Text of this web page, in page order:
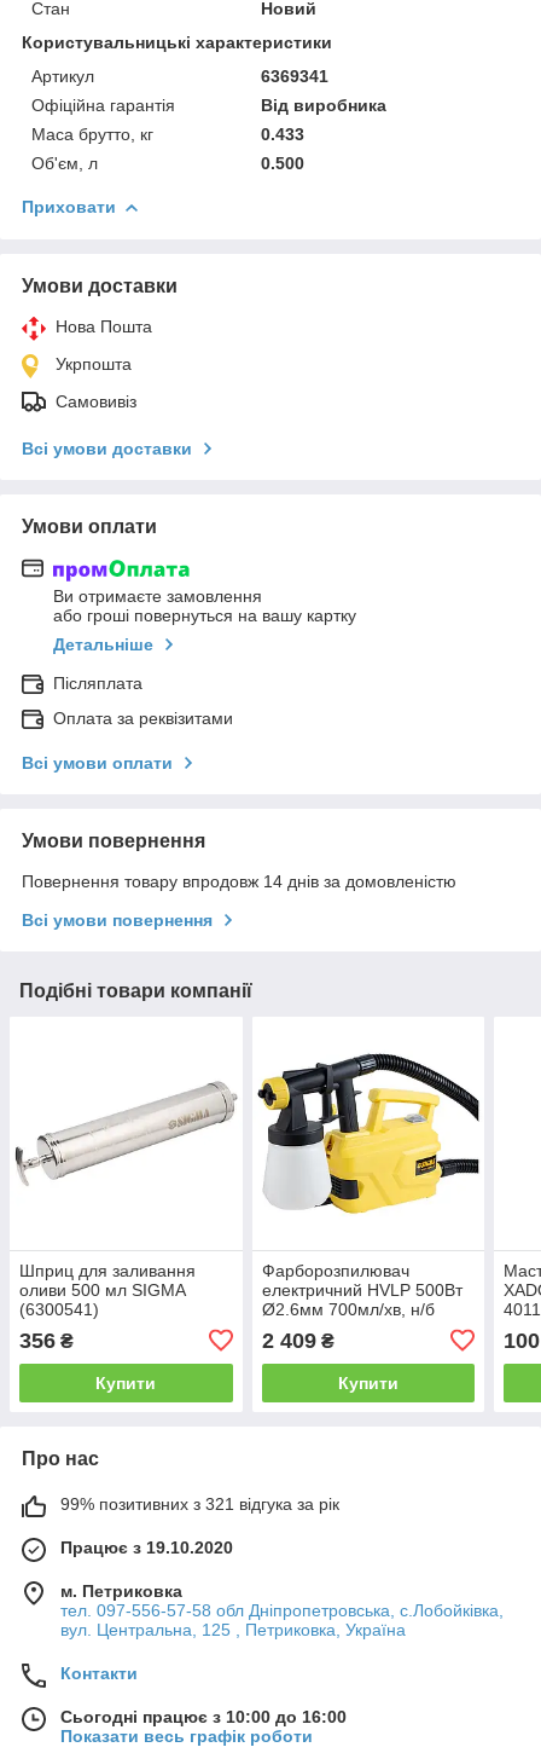
Стан
Новий
Користувальницькі характеристики
Артикул
6369341
Офіційна гарантія
Від виробника
Маса брутто, кг
0.433
Об'єм, л
0.500
Приховати
Умови доставки
Нова Пошта
Укрпошта
Самовивіз
Всі умови доставки
Умови оплати
Ви отримаєте замовлення
або гроші повернуться на вашу картку
Детальніше
Післяплата
Оплата за реквізитами
Всі умови оплати
Умови повернення
Повернення товару впродовж 14 днів за домовленістю
Всі умови повернення
Подібні товари компанії
Шприц для заливання
оливи 500 мл SIGMA
(6300541)
356 ₴
Купити
Фарборозпилювач
електричний HVLP 500Вт
Ø2.6мм 700мл/хв, н/б
700мл SIGMA (6816021)
2 409₴
Купити
100
Про нас
99% позитивних з 321 відгука за рік
Працює з 19.10.2020
м. Петриковка
тел. 097-556-57-58 обл Дніпропетровська, с.Лобойківка,
вул. Центральна, 125 , Петриковка, Україна
Контакти
Сьогодні працює з 10:00 до 16:00
Показати весь графік роботи